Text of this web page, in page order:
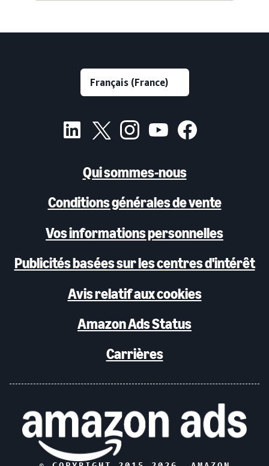
Qui sommes-nous
Conditions générales de vente
Vos informations personnelles
Publicités basées sur les centres d'intérêt
Avis relatif aux cookies
Amazon Ads Status
Carrières